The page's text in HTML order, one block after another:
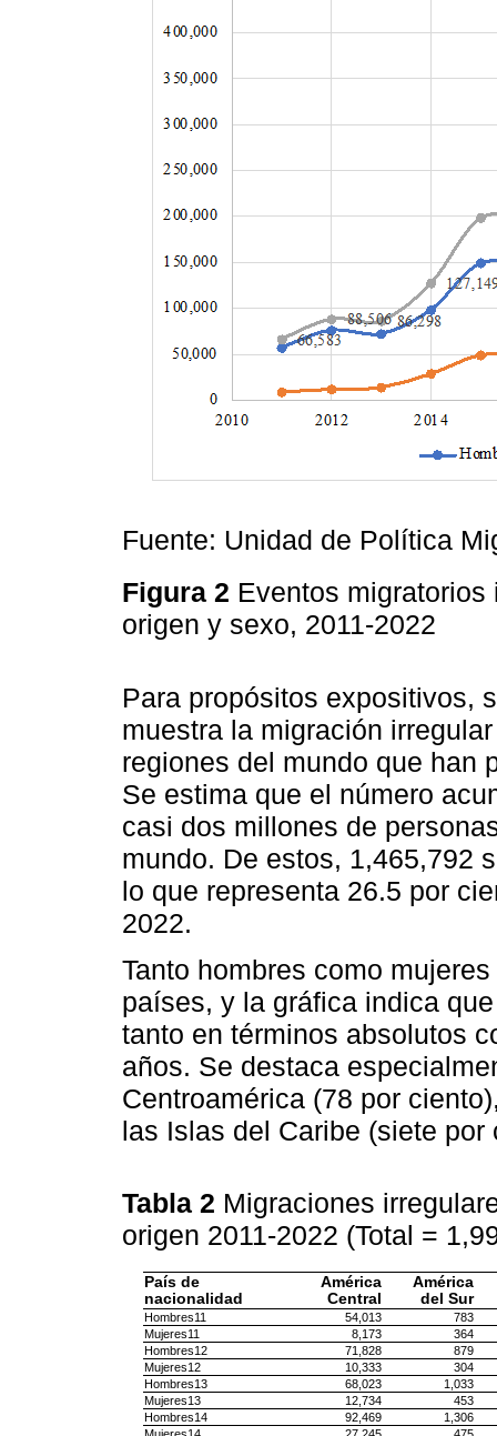
Fuente: Unidad de Política
Figura 2 Eventos
origen y sexo, 2011-2022
Para propósitos expositivos,
muestra la migración
regiones del mundo que han
Se estima que el número
casi dos millones de
mundo. De estos, 1,465,792
lo que representa 26.5 por
2022.
Tanto hombres como
países, y la gráfica indica
tanto en términos absolutos
años. Se destaca
Centroamérica (78 por
las Islas del Caribe (siete por
Tabla 2 Migraciones
origen 2011-2022 (Total =
País de
nacionalidad
América
Central
América
del Sur
Hombres11 54,013
783
Mujeres11
8,173
364
Hombres12
71,828
879
Mujeres12
10,333
304
Hombres13
68,023
1,033
Mujeres13
12,734
453
Hombres14
92,469
1,306